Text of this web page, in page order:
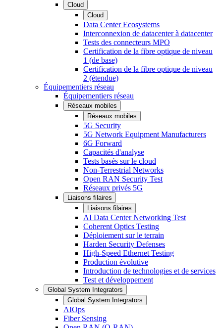
Cloud
Cloud
Data Center Ecosystems
Interconnexion de datacenter à datacenter
Tests des connecteurs MPO
Certification de la fibre optique de niveau
1 (de base)
Certification de la fibre optique de niveau
2 (étendue)
Équipementiers réseau
Équipementiers réseau
Réseaux mobiles
Réseaux mobiles
5G Security
5G Network Equipment Manufacturers
6G Forward
Capacités d'analyse
Tests basés sur le cloud
Non-Terrestrial Networks
Open RAN Security Test
Réseaux privés 5G
Liaisons filaires
Liaisons filaires
AI Data Center Networking Test
Coherent Optics Testing
Déploiement sur le terrain
Harden Security Defenses
High-Speed Ethernet Testing
Production évolutive
Introduction de technologies et de services
Test et développement
Global System Integrators
Global System Integrators
AIOps
Fiber Sensing